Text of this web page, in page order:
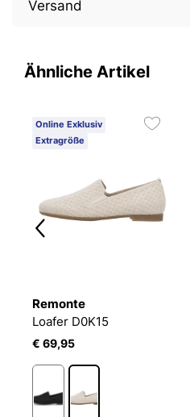
Versand
Ähnliche Artikel
Online Exklusiv
Extragröße
Remonte
Loafer D0K15
€ 69,95